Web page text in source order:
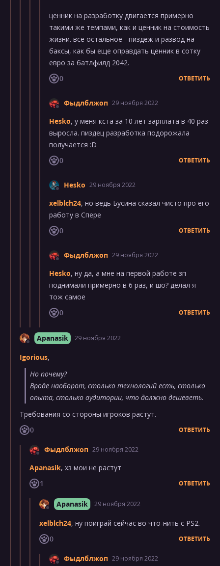
ценник на разработку двигается примерно
такими же темпами, как и ценник на стоимость
жизни. все остальное - пиздеж и развод на
баксы, как бы еще оправдать ценник в сотку
евро за батлфилд 2042.
0
ОТВЕТИТЬ
Фыдлблжоп 29 ноября 2022
Hesko, у меня кста за 10 лет зарплата в 40 раз
выросла. пиздец разработка подорожала
получается :D
0
ОТВЕТИТЬ
Hesko 29 ноября 2022
xelblch24, но ведь Бусина сказал чисто про его
работу в Спере
0
ОТВЕТИТЬ
Фыдлблжоп 29 ноября 2022
Hesko, ну да, а мне на первой работе зп
поднимали примерно в 6 раз, и шо? делал я
тож самое
0
ОТВЕТИТЬ
Apanasik 29 ноября 2022
Igorious,
Но почему?
Вроде наоборот, столько технологий есть, столько
опыта, столько аудитории, что должно дешеветь.
Требования со стороны игроков растут.
0
ОТВЕТИТЬ
Фыдлблжоп 29 ноября 2022
Apanasik, хз мои не растут
1
ОТВЕТИТЬ
Apanasik 29 ноября 2022
xelblch24, ну поиграй сейчас во что-нить с PS2.
0
ОТВЕТИТЬ
Фыдлблжоп 29 ноября 2022